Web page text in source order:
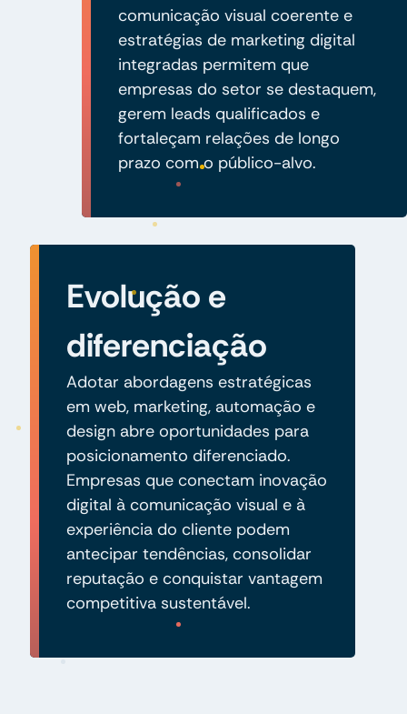
comunicação visual coerente e
estratégias de marketing digital
integradas permitem que
empresas do setor se destaquem,
gerem leads qualificados e
fortaleçam relações de longo
prazo com o público-alvo.
Evolução e
diferenciação
Adotar abordagens estratégicas
em web, marketing, automação e
design abre oportunidades para
posicionamento diferenciado.
Empresas que conectam inovação
digital à comunicação visual e à
experiência do cliente podem
antecipar tendências, consolidar
reputação e conquistar vantagem
competitiva sustentável.